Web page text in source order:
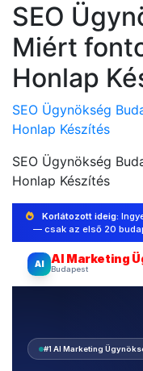
SEO
Miért
Honlap
SEO Ügynökség
Honlap Készítés
SEO Ügynökség
Honlap Készítés